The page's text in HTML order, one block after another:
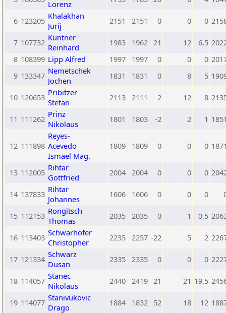
Lorenz
6 123205 Khalakhan
Jurij
2151 2151 0 0 0
7 107732 Kuntner
Reinhard
1983 1962 21 12 6,5
8 108399 Lipp Alfred 1997 1997 0 0 0
9 133347 Nemetschek
Jochen
1831 1831 0 8 5
10 120653 Pribitzer
Stefan
2113 2111 2 12 8
11 111262 Prinz
Nikolaus
1801 1803 -2 2 1
12 111898
Reyes-
Acevedo
Ismael Mag.
1809 1809 0 0 0
13 112005 Rihtar
Gottfried
2004 2004 0 0 0
14 137833 Rihtar
Johannes
1606 1606 0 0 0
15 112153 Rongitsch
Thomas
2035 2035 0 1 0,5
16 113403 Schwarhofer
Christopher
2235 2257 -22 5 2
17 121334 Schwarz
Dusan
2335 2335 0 0 0
18 114057 Stanec
Nikolaus
2440 2419 21 21 19,5
19 114077 Stanivukovic
Drago
1884 1832 52 18 12